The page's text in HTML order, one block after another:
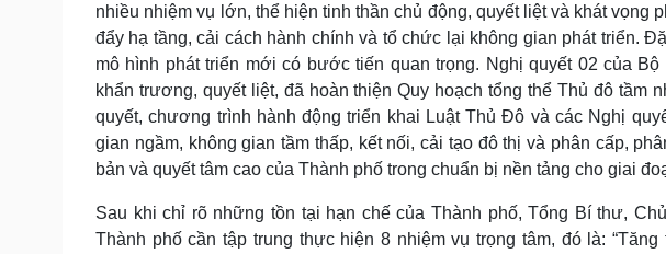
nhiều nhiệm vụ lớn, thể hiện tinh thần chủ động, quyết liệt và khát vọng
đẩy hạ tầng, cải cách hành chính và tổ chức lại không gian phát triển.
mô hình phát triển mới có bước tiến quan trọng. Nghị quyết 02 của
khẩn trương, quyết liệt, đã hoàn thiện Quy hoạch tổng thể Thủ đô tầm
quyết, chương trình hành động triển khai Luật Thủ Đô và các Nghị
gian ngầm, không gian tầm thấp, kết nối, cải tạo đô thị và phân cấp,
bản và quyết tâm cao của Thành phố trong chuẩn bị nền tảng cho giai
Sau khi chỉ rõ những tồn tại hạn chế của Thành phố, Tổng Bí thư,
Thành phố cần tập trung thực hiện 8 nhiệm vụ trọng tâm, đó là: